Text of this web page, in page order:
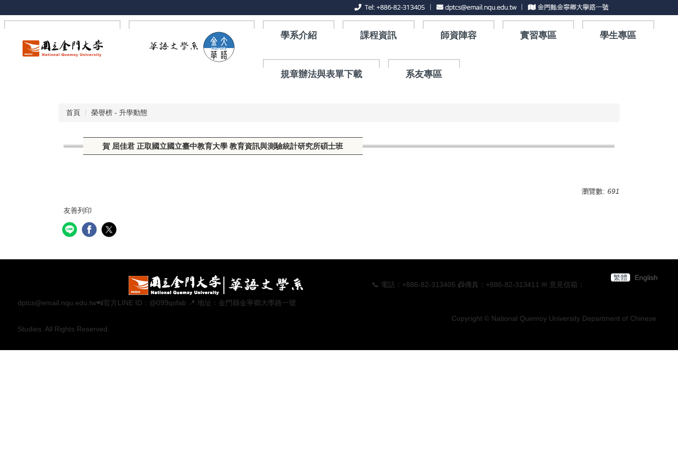
到
主
學系介紹 課程資訊 師資陣容 實習專區 學生專區
規章辦法與表單下載 系友專區
首頁 榮譽榜 - 升學動態
賀 屈佳君 正取國立國立臺中教育大學 教育資訊與測驗統計研究所碩士班
瀏覽數: 691
友善列印
繁體
English
📞 電話：+886-82-313405 📠傳真：+886-82-313411 ✉ 意見信箱：
dptcs@email.nqu.edu.tw📲官方LINE ID：@099qsfab 📍 地址：金門縣金寧鄉大學路一號
Copyright © National Quemoy University Department of Chinese
Studies. All Rights Reserved.